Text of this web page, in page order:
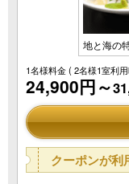
地と海の
1名様料金( 2名様1室利
24,900円～
クーポンが利